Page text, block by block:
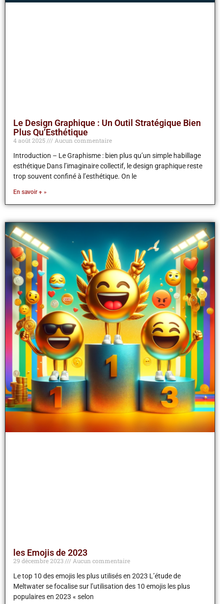
Le Design Graphique : Un Outil Stratégique Bien
Plus Qu’Esthétique
4 août 2025
Aucun commentaire
Introduction – Le Graphisme : bien plus qu’un simple habillage
esthétique Dans l’imaginaire collectif, le design graphique reste
trop souvent confiné à l’esthétique. On le
En savoir + »
les Emojis de 2023
29 décembre 2023
Aucun commentaire
Le top 10 des emojis les plus utilisés en 2023 L’étude de
Meltwater se focalise sur l’utilisation des 10 emojis les plus
populaires en 2023 « selon